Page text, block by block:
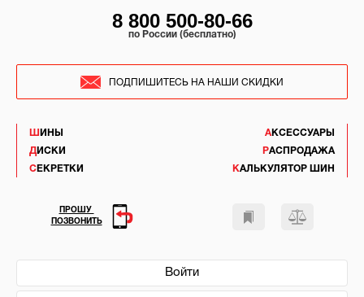
ШИНЫ
ДИСКИ
СЕКРЕТКИ
АКСЕССУАРЫ
РАСПРОДАЖА
КАЛЬКУЛЯТОР ШИН
Войти
8 800 500-80-66
по России (бесплатно)
ПОДПИШИТЕСЬ НА НАШИ СКИДКИ
ПРОШУ
ПОЗВОНИТЬ